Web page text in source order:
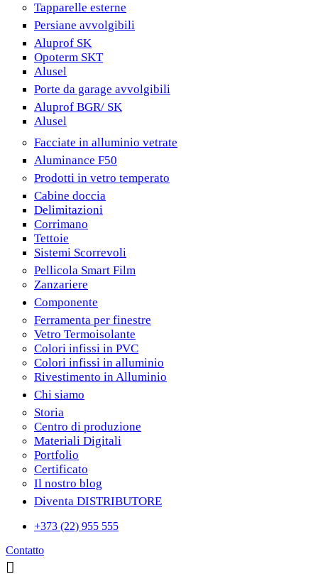
Tapparelle esterne
Persiane avvolgibili
Aluprof SK
Opoterm SKT
Alusel
Porte da garage avvolgibili
Aluprof BGR/ SK
Alusel
Facciate in alluminio vetrate
Aluminance F50
Prodotti in vetro temperato
Cabine doccia
Delimitazioni
Corrimano
Tettoie
Sistemi Scorrevoli
Pellicola Smart Film
Zanzariere
Componente
Ferramenta per finestre
Vetro Termoisolante
Colori infissi in PVC
Colori infissi in alluminio
Rivestimento in Alluminio
Chi siamo
Storia
Centro di produzione
Materiali Digitali
Portfolio
Certificato
Il nostro blog
Diventa DISTRIBUTORE
+373 (22) 955 555
Contatto